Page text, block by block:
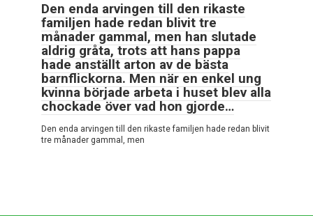
Den enda arvingen till den rikaste
familjen hade redan blivit tre
månader gammal, men han slutade
aldrig gråta, trots att hans pappa
hade anställt arton av de bästa
barnflickorna. Men när en enkel ung
kvinna började arbeta i huset blev alla
chockade över vad hon gjorde…
Den enda arvingen till den rikaste familjen hade redan blivit
tre månader gammal, men